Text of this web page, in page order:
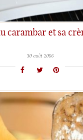
carambar et sa
30 août 2006